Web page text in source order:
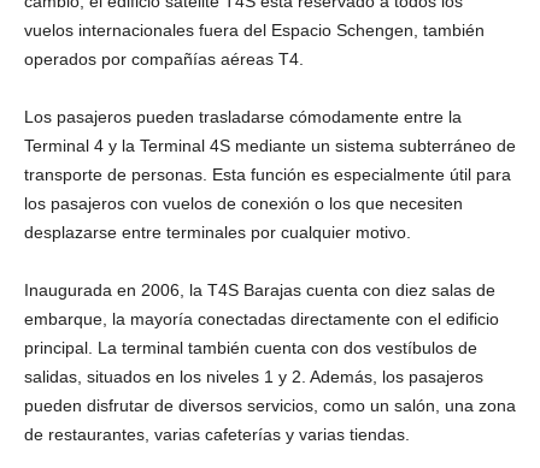
vuelos internacionales fuera del Espacio Schengen, también
operados por compañías aéreas T4.
Los pasajeros pueden trasladarse cómodamente entre la
Terminal 4 y la Terminal 4S mediante un sistema subterráneo de
transporte de personas. Esta función es especialmente útil para
los pasajeros con vuelos de conexión o los que necesiten
desplazarse entre terminales por cualquier motivo.
Inaugurada en 2006, la T4S Barajas cuenta con diez salas de
embarque, la mayoría conectadas directamente con el edificio
principal. La terminal también cuenta con dos vestíbulos de
salidas, situados en los niveles 1 y 2. Además, los pasajeros
pueden disfrutar de diversos servicios, como un salón, una zona
de restaurantes, varias cafeterías y varias tiendas.